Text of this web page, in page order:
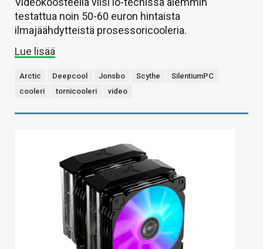
testattua noin 50-60 euron hintaista
ilmajäähdytteistä prosessoricooleria.
Lue lisää
Arctic Deepcool Jonsbo Scythe
SilentiumPC
cooleri
tornicooleri video